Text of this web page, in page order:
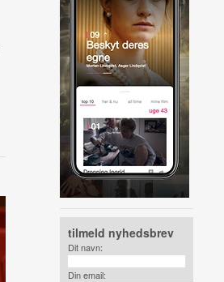
tilmeld nyhedsbrev
Dit navn:
Din email: